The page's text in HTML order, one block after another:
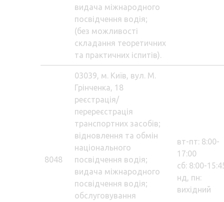
видача міжнародного
посвідчення водія;
(без можливості
складання теоретичних
та практичних іспитів).
8048
03039, м. Київ, вул. М.
Грінченка, 18
реєстрація/
перереєстрація
транспортних засобів;
відновлення та обмін
національного
посвідчення водія;
видача міжнародного
посвідчення водія;
обслуговування
вт-пт: 8:00-
17:00
сб: 8:00-
нд, пн:
вихідний